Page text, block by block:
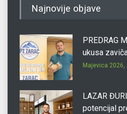
Najnovije objave
PREDRAG
ukusa
Majevica 2026,
LAZAR
potencijal